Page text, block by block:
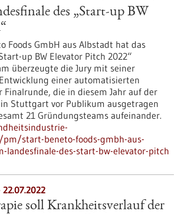
des „Start-up BW
Foods GmbH aus Albstadt hat das
up BW Elevator Pitch 2022“
überzeugte die Jury mit seiner
einer automatisierten
Finalrunde, die in diesem Jahr auf der
Stuttgart vor Publikum ausgetragen
21 Gründungsteams aufeinander.
start-beneto-foods-gmbh-aus-
landesfinale-des-start-bw-elevator-pitch
soll Krankheitsverlauf der